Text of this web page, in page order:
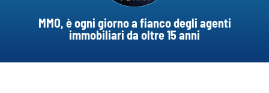
MMO, è ogni giorno a fianco degli agenti
immobiliari da oltre 15 anni